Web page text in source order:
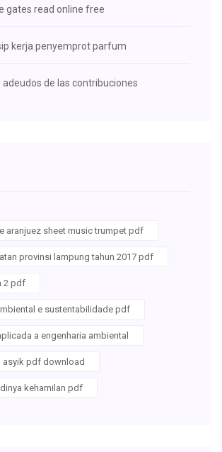
gates read online free
kerja penyemprot parfum
adeudos de las contribuciones
aranjuez sheet music trumpet pdf
provinsi lampung tahun 2017 pdf
2 pdf
e sustentabilidade pdf
a engenharia ambiental
asyik pdf download
kehamilan pdf